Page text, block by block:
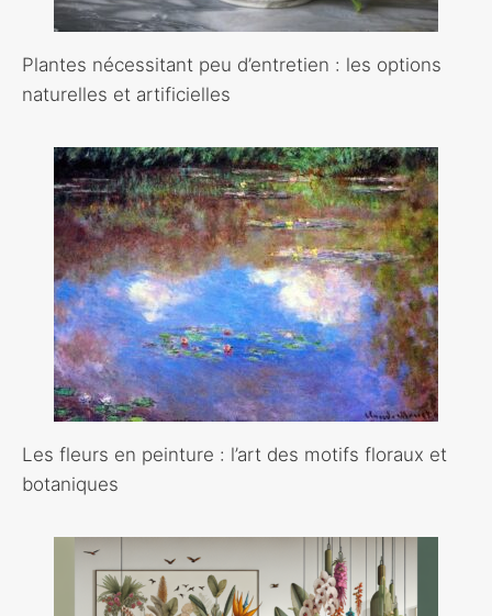
Plantes nécessitant peu d’entretien : les options
naturelles et artificielles
Les fleurs en peinture : l’art des motifs floraux et
botaniques